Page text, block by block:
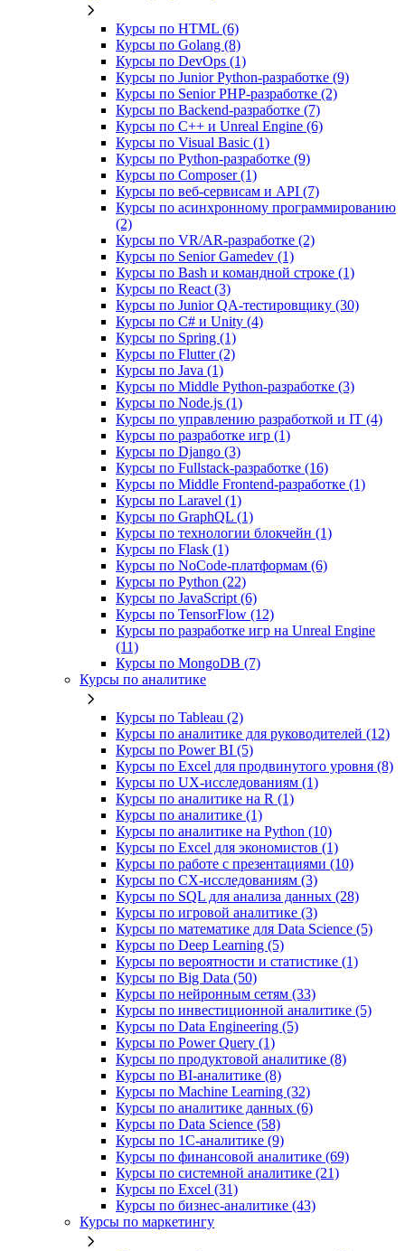
Курсы по HTML (6)
Курсы по Golang (8)
Курсы по DevOps (1)
Курсы по Junior Python-разработке (9)
Курсы по Senior PHP-разработке (2)
Курсы по Backend‑разработке (7)
Курсы по C++ и Unreal Engine (6)
Курсы по Visual Basic (1)
Курсы по Python-разработке (9)
Курсы по Composer (1)
Курсы по веб‑сервисам и API (7)
Курсы по асинхронному программированию
(2)
Курсы по VR/AR‑разработке (2)
Курсы по Senior Gamedev (1)
Курсы по Bash и командной строке (1)
Курсы по React (3)
Курсы по Junior QA-тестировщику (30)
Курсы по C# и Unity (4)
Курсы по Spring (1)
Курсы по Flutter (2)
Курсы по Java (1)
Курсы по Middle Python-разработке (3)
Курсы по Node.js (1)
Курсы по управлению разработкой и IT (4)
Курсы по разработке игр (1)
Курсы по Django (3)
Курсы по Fullstack‑разработке (16)
Курсы по Middle Frontend-разработке (1)
Курсы по Laravel (1)
Курсы по GraphQL (1)
Курсы по технологии блокчейн (1)
Курсы по Flask (1)
Курсы по NoCode‑платформам (6)
Курсы по Python (22)
Курсы по JavaScript (6)
Курсы по TensorFlow (12)
Курсы по разработке игр на Unreal Engine
(11)
Курсы по MongoDB (7)
Курсы по аналитике
Курсы по Tableau (2)
Курсы по аналитике для руководителей (12)
Курсы по Power BI (5)
Курсы по Excel для продвинутого уровня (8)
Курсы по UX‑исследованиям (1)
Курсы по аналитике на R (1)
Курсы по аналитике (1)
Курсы по аналитике на Python (10)
Курсы по Excel для экономистов (1)
Курсы по работе с презентациями (10)
Курсы по CX-исследованиям (3)
Курсы по SQL для анализа данных (28)
Курсы по игровой аналитике (3)
Курсы по математике для Data Science (5)
Курсы по Deep Learning (5)
Курсы по вероятности и статистике (1)
Курсы по Big Data (50)
Курсы по нейронным сетям (33)
Курсы по инвестиционной аналитике (5)
Курсы по Data Engineering (5)
Курсы по Power Query (1)
Курсы по продуктовой аналитике (8)
Курсы по BI‑аналитике (8)
Курсы по Machine Learning (32)
Курсы по аналитике данных (6)
Курсы по Data Science (58)
Курсы по 1С‑аналитике (9)
Курсы по финансовой аналитике (69)
Курсы по системной аналитике (21)
Курсы по Excel (31)
Курсы по бизнес‑аналитике (43)
Курсы по маркетингу